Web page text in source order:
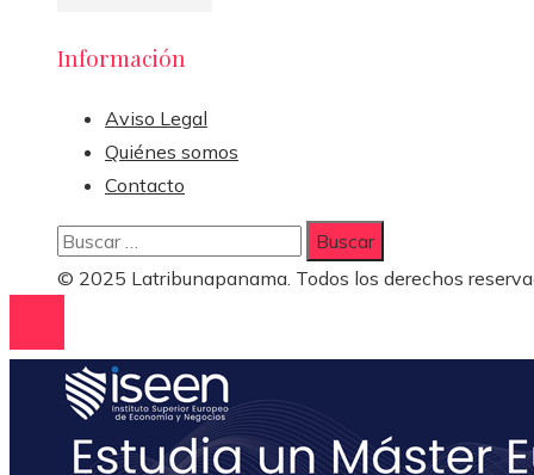
Información
Aviso Legal
Quiénes somos
Contacto
Buscar:
© 2025 Latribunapanama. Todos los derechos